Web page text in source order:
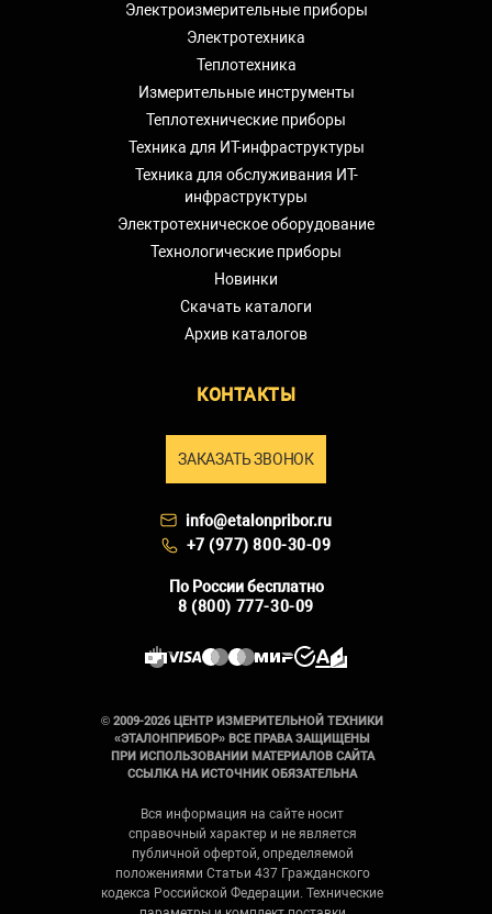
Электроизмерительные приборы
Электротехника
Теплотехника
Измерительные инструменты
Теплотехнические приборы
Техника для ИТ-инфраструктуры
Техника для обслуживания ИТ-
инфраструктуры
Электротехническое оборудование
Технологические приборы
Новинки
Скачать каталоги
Архив каталогов
КОНТАКТЫ
ЗАКАЗАТЬ ЗВОНОК
info@etalonpribor.ru
+7 (977) 800-30-09
По России бесплатно
8 (800) 777-30-09
© 2009-2026 ЦЕНТР ИЗМЕРИТЕЛЬНОЙ ТЕХНИКИ
«ЭТАЛОНПРИБОР» ВСЕ ПРАВА ЗАЩИЩЕНЫ
ПРИ ИСПОЛЬЗОВАНИИ МАТЕРИАЛОВ САЙТА
ССЫЛКА НА ИСТОЧНИК ОБЯЗАТЕЛЬНА
Вся информация на сайте носит
справочный характер и не является
публичной офертой, определяемой
положениями Статьи 437 Гражданского
кодекса Российской Федерации. Технические